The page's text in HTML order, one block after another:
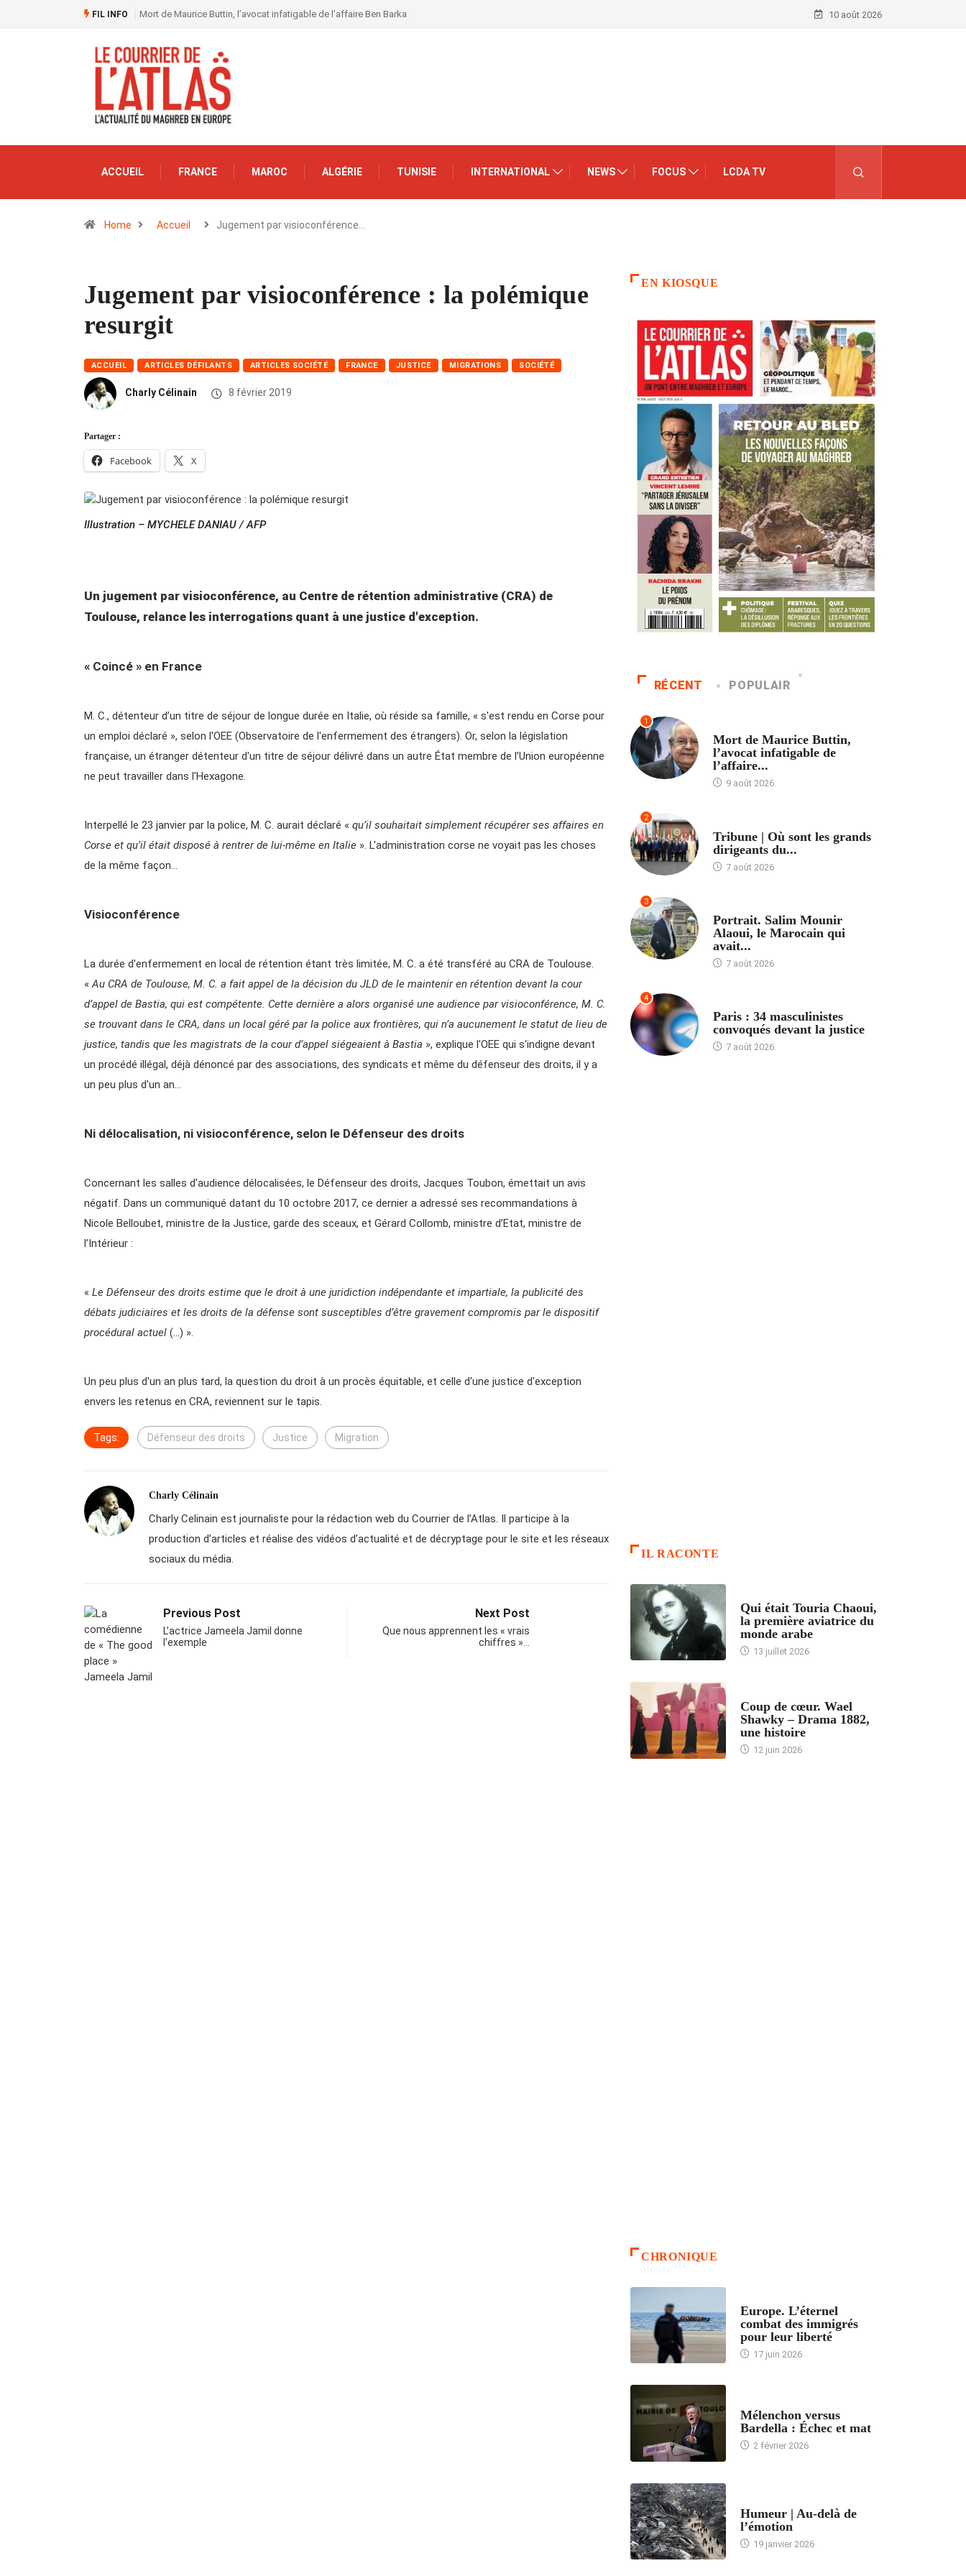
FIL INFO Mort de Maurice Buttin, l’avocat infatigable de l’affaire Ben Barka 10 août 2026
ACCUEIL FRANCE MAROC ALGÉRIE TUNISIE INTERNATIONAL NEWS FOCUS LCDA TV
Home Accueil Jugement par visioconférence…
Jugement par visioconférence : la polémique
resurgit
ACCUEIL ARTICLES DÉFILANTS ARTICLES SOCIÉTÉ FRANCE JUSTICE MIGRATIONS SOCIÉTÉ
Charly Célinain 8 février 2019
Partager :
Facebook X
Illustration – MYCHELE DANIAU / AFP
Un jugement par visioconférence, au Centre de rétention administrative (CRA) de
Toulouse, relance les interrogations quant à une justice d'exception.
« Coincé » en France
M. C., détenteur d’un titre de séjour de longue durée en Italie, où réside sa famille, « s'est rendu en Corse pour
un emploi déclaré », selon l'OEE (Observatoire de l'enfermement des étrangers). Or, selon la législation
française, un étranger détenteur d'un titre de séjour délivré dans un autre État membre de l’Union européenne
ne peut travailler dans l'Hexagone.
Interpellé le 23 janvier par la police, M. C. aurait déclaré « qu’il souhaitait simplement récupérer ses affaires en
Corse et qu’il était disposé à rentrer de lui-même en Italie ». L'administration corse ne voyait pas les choses
de la même façon…
Visioconférence
La durée d'enfermement en local de rétention étant très limitée, M. C. a été transféré au CRA de Toulouse.
«Au CRA de Toulouse, M. C. a fait appel de la décision du JLD de le maintenir en rétention devant la cour
d’appel de Bastia, qui est compétente. Cette dernière a alors organisé une audience par visioconférence, M. C.
se trouvant dans le CRA, dans un local géré par la police aux frontières, qui n’a aucunement le statut de lieu de
justice, tandis que les magistrats de la cour d’appel siégeaient à Bastia », explique l'OEE qui s'indigne devant
un procédé illégal, déjà dénoncé par des associations, des syndicats et même du défenseur des droits, il y a
un peu plus d'un an…
Ni délocalisation, ni visioconférence, selon le Défenseur des droits
Concernant les salles d'audience délocalisées, le Défenseur des droits, Jacques Toubon, émettait un avis
négatif. Dans un communiqué datant du 10 octobre 2017, ce dernier a adressé ses recommandations à
Nicole Belloubet, ministre de la Justice, garde des sceaux, et Gérard Collomb, ministre d’Etat, ministre de
l’Intérieur :
« Le Défenseur des droits estime que le droit à une juridiction indépendante et impartiale, la publicité des
débats judiciaires et les droits de la défense sont susceptibles d’être gravement compromis par le dispositif
procédural actuel (…) ».
Un peu plus d'un an plus tard, la question du droit à un procès équitable, et celle d'une justice d'exception
envers les retenus en CRA, reviennent sur le tapis.
Tags: Défenseur des droits Justice Migration
Charly Célinain
Charly Celinain est journaliste pour la rédaction web du Courrier de l’Atlas. Il participe à la
production d’articles et réalise des vidéos d’actualité et de décryptage pour le site et les réseaux
sociaux du média.
Previous Post
L’actrice Jameela Jamil donne
l’exemple
Next Post
Que nous apprennent les « vrais
chiffres »…
EN KIOSQUE
RÉCENT POPULAIR
1
Mort de Maurice Buttin,
l’avocat infatigable de
l’affaire...
9 août 2026
2
Tribune | Où sont les grands
dirigeants du...
7 août 2026
3
Portrait. Salim Mounir
Alaoui, le Marocain qui
avait...
7 août 2026
4
Paris : 34 masculinistes
convoqués devant la justice
7 août 2026
IL RACONTE
Qui était Touria Chaoui,
la première aviatrice du
monde arabe
13 juillet 2026
Coup de cœur. Wael
Shawky – Drama 1882,
une histoire
12 juin 2026
CHRONIQUE
Europe. L’éternel
combat des immigrés
pour leur liberté
17 juin 2026
Mélenchon versus
Bardella : Échec et mat
2 février 2026
Humeur | Au-delà de
l’émotion
19 janvier 2026